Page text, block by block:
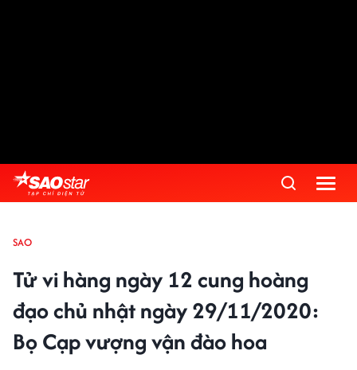
SAO
Tử vi hàng ngày 12 cung hoàng
đạo chủ nhật ngày 29/11/2020:
Bọ Cạp vượng vận đào hoa